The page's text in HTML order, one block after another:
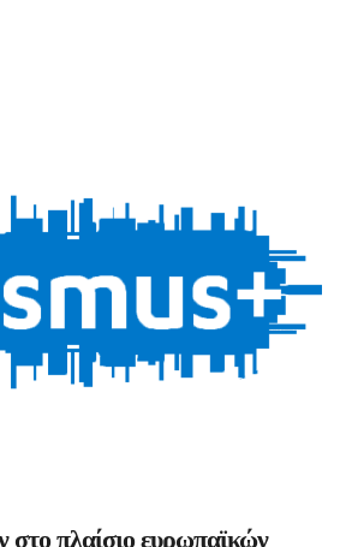
στο πλαίσιο ευρωπαϊκών